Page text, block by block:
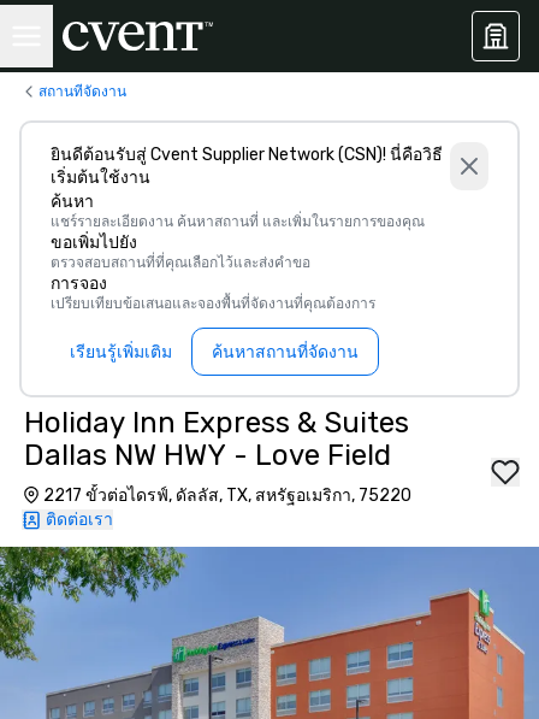
สถานที่จัดงาน
ยินดีต้อนรับสู่ Cvent Supplier Network (CSN)! นี่คือวิธี
เริ่มต้นใช้งาน
ค้นหา
แชร์รายละเอียดงาน ค้นหาสถานที่ และเพิ่มในรายการของคุณ
ขอเพิ่มไปยัง
ตรวจสอบสถานที่ที่คุณเลือกไว้และส่งคำขอ
การจอง
เปรียบเทียบข้อเสนอและจองพื้นที่จัดงานที่คุณต้องการ
เรียนรู้เพิ่มเติม ค้นหาสถานที่จัดงาน
Holiday Inn Express & Suites
Dallas NW HWY - Love Field
2217 ขั้วต่อไดรฟ์, ดัลลัส, TX, สหรัฐอเมริกา, 75220
ติดต่อเรา